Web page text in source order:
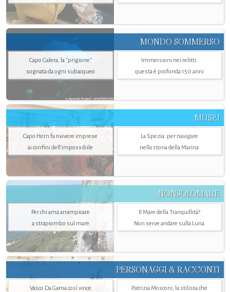
MONDO SOMMERSO
Capo Galera, la "prigione"
sognata da ogni subacqueo
Immersioni nei relitti:
questa è profonda 150 anni
MUSEI
Capo Horn fa rivivere imprese
ai confini dell’impossibile
La Spezia. per navigare
nella storia della Marina
NONSOLOMARE
Per chi ama arrampicare
a strapiombo sul mare
Il Mare della Tranquillità?
Non serve andare sulla Luna
PERSONAGGI & RACCONTI
Vasco Da Gama così vince
Patrizia Mosconi, la stilista che